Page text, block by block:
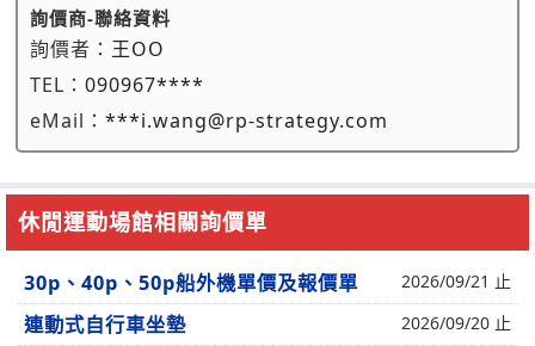
詢價商-聯絡資料
詢價者： 王OO
TEL： 090967****
eMail： ***i.wang@rp-strategy.com
休閒運動場館相關詢價單
30p、40p、50p船外機單價及報價單 2026/09/21 止
連動式自行車坐墊 2026/09/20 止